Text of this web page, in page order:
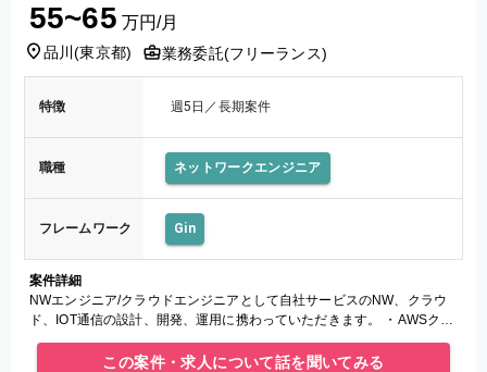
55~65 万円/月
品川(東京都) 業務委託(フリーランス)
特徴 週5日／長期案件
職種 ネットワークエンジニア
フレームワーク Gin
案件詳細
NWエンジニア/クラウドエンジニアとして自社サービスのNW、クラウ
ド、IOT通信の設計、開発、運用に携わっていただきます。 ・AWSクラ
ウド環境の運用保守、設計 ・NginxでのWEBサーバー運用保守
この案件・求人について話を聞いてみる